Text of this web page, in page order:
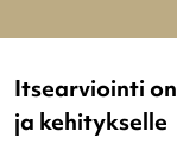
Itsearviointi
ja kehitykselle